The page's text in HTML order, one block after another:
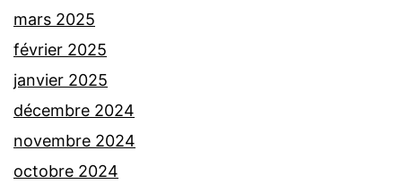
mars 2025
février 2025
janvier 2025
décembre 2024
novembre 2024
octobre 2024